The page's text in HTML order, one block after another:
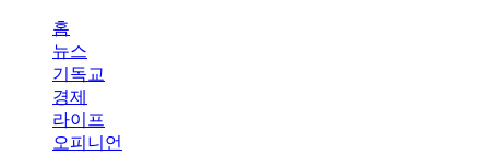
홈
뉴스
기독교
경제
라이프
오피니언